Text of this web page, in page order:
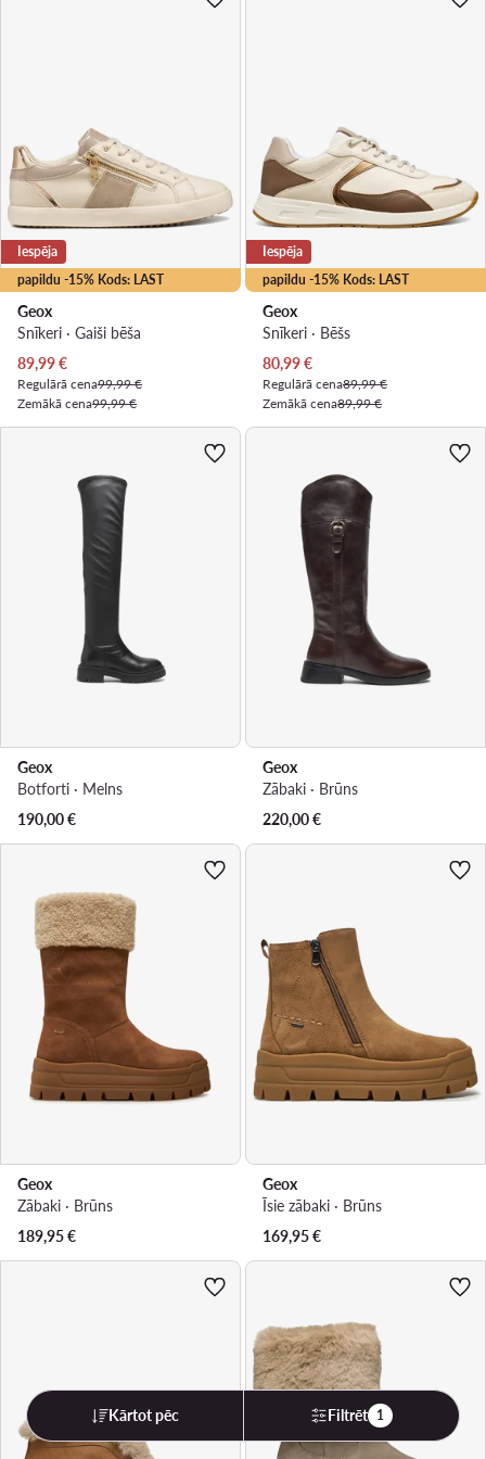
papildu -15% Kods: LAST
Iespēja
Geox
Snīkeri · Gaiši bēša
Pašreizējā cena
89,99€
Regulārā cena99,99 €
Zemākā cena99,99 €
papildu -15% Kods: LAST
Iespēja
Geox
Snīkeri · Bēšs
Pašreizējā cena
80,99€
Regulārā cena89,99 €
Zemākā cena89,99 €
Geox
Botforti · Melns
190,00€
Geox
Zābaki · Brūns
220,00€
Geox
Zābaki · Brūns
189,95€
Geox
Īsie zābaki · Brūns
169,95€
Kārtot pēc Filtrēt 1